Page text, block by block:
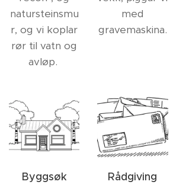
natursteinsmu
r, og vi koplar
rør til vatn og
avløp.
med
gravemaskina.
Byggsøk
Rådgiving